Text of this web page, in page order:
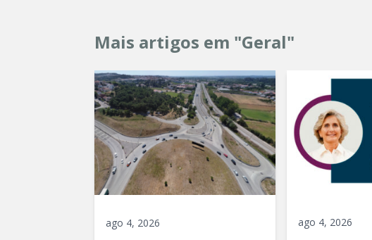
Mais artigos em "Geral"
ago 4, 2026 ago 4, 2026